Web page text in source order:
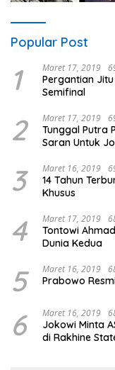
Popular Post
1 Maret 17, 2019
Pergantian
Semifinal
2 Maret 17, 2019
Tunggal Putra
Saran Untuk
3 Maret 16, 2019
14 Tahun
Khusus
4 Maret 17, 2019
Tontowi
Dunia Kedua
5 Maret 16, 2019
Prabowo
6 Maret 16, 2019
Jokowi Minta
di Rakhine